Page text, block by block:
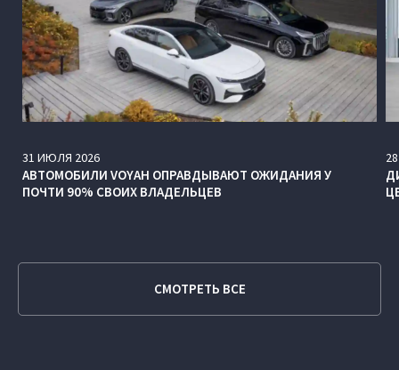
31 ИЮЛЯ 2026
АВТОМОБИЛИ VOYAH ОПРАВДЫВАЮТ ОЖИДАНИЯ У
ПОЧТИ 90% СВОИХ ВЛАДЕЛЬЦЕВ
28
СМОТРЕТЬ ВСЕ